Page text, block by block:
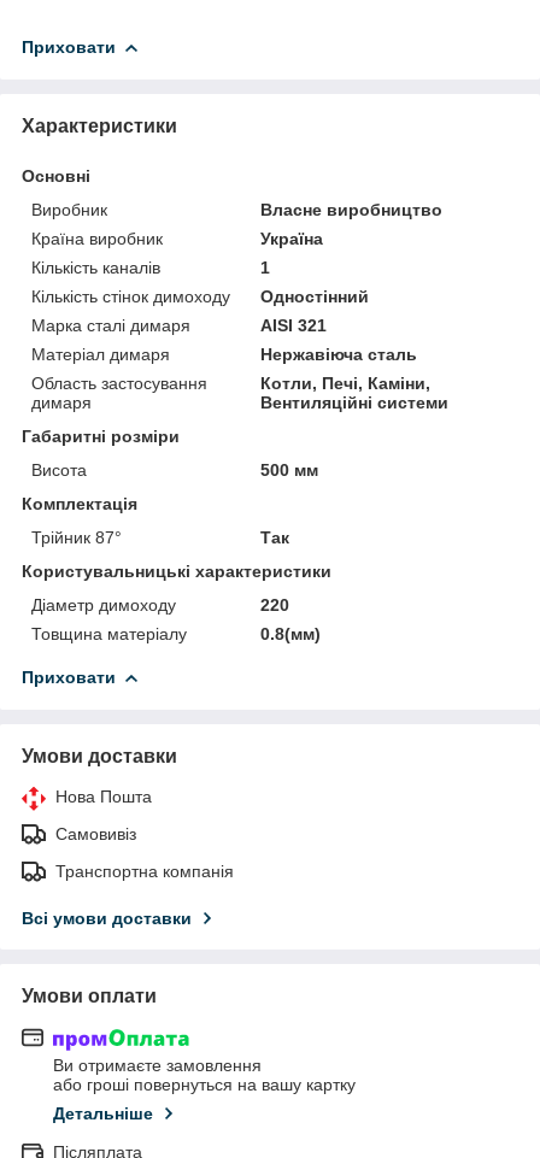
Приховати
Характеристики
Основні
Виробник
Власне виробництво
Країна виробник
Україна
Кількість каналів
1
Кількість стінок димоходу
Одностінний
Марка сталі димаря
AISI 321
Матеріал димаря
Нержавіюча сталь
Область застосування
димаря
Котли, Печі, Каміни,
Вентиляційні системи
Габаритні розміри
Висота
500 мм
Комплектація
Трійник 87°
Так
Користувальницькі характеристики
Діаметр димоходу
220
Товщина матеріалу
0.8(мм)
Приховати
Умови доставки
Нова Пошта
Самовивіз
Транспортна компанія
Всі умови доставки
Умови оплати
Ви отримаєте замовлення
або гроші повернуться на вашу картку
Детальніше
Післяплата